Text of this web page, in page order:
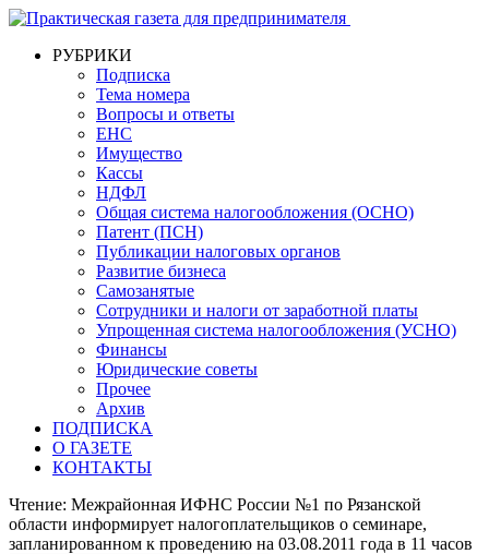
РУБРИКИ
Подписка
Тема номера
Вопросы и ответы
ЕНС
Имущество
Кассы
НДФЛ
Общая система налогообложения (ОСНО)
Патент (ПСН)
Публикации налоговых органов
Развитие бизнеса
Самозанятые
Сотрудники и налоги от заработной платы
Упрощенная система налогообложения (УСНО)
Финансы
Юридические советы
Прочее
Архив
ПОДПИСКА
О ГАЗЕТЕ
КОНТАКТЫ
Чтение: Межрайонная ИФНС России №1 по Рязанской
области информирует налогоплательщиков о семинаре,
запланированном к проведению на 03.08.2011 года в 11 часов